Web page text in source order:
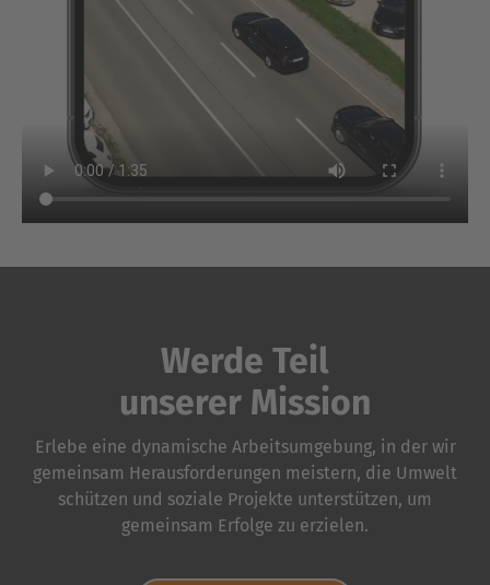
Werde Teil
unserer Mission
Erlebe eine dynamische Arbeitsumgebung, in der wir
gemeinsam Herausforderungen meistern, die Umwelt
schützen und soziale Projekte unterstützen, um
gemeinsam Erfolge zu erzielen.